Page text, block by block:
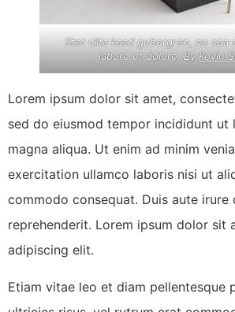
Stet clita kasd gubergren, no sea
labore et dolore. ByKevin
Lorem ipsum dolor sit amet,
sed do eiusmod tempor incididunt ut
magna aliqua. Ut enim ad minim
exercitation ullamco laboris nisi ut
commodo consequat. Duis aute irure
reprehenderit. Lorem ipsum dolor sit
adipiscing elit.
Etiam vitae leo et diam pellentesque